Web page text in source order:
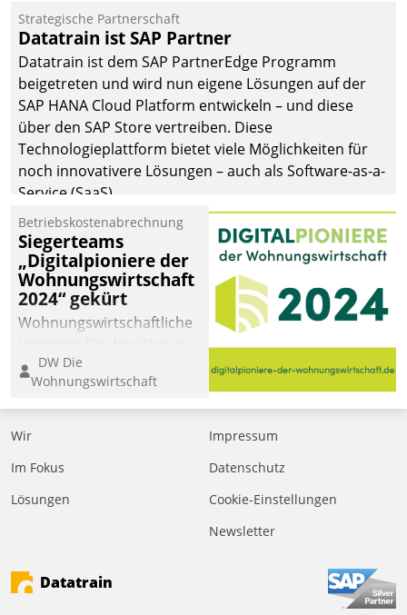
Jahresbeginn eine
Überblick, Einsicht und
Eingriff bietende Lösung.
Zur Entwicklung setzte
man auf
Cloudtechnologie,
bewährte und Startup-
Partner sowie erstmals
agile Projektmethoden.
Strategische Partnerschaft
Datatrain ist SAP Partner
Datatrain ist dem SAP PartnerEdge Programm
beigetreten und wird nun eigene Lösungen auf der
SAP HANA Cloud Platform entwickeln – und diese
über den SAP Store vertreiben. Diese
Technologieplattform bietet viele Möglichkeiten für
noch innovativere Lösungen – auch als Software-as-a-
Service (SaaS).
Betriebskostenabrechnung
Siegerteams
„Digitalpioniere der
Wohnungswirtschaft
2024“ gekürt
Wohnungswirtschaftliche
eine digitale Zukunft zu
finden, ist das Ziel des
Awards „Digitalpioniere
der
Bewerben können sich
dafür ein Team
DW Die
Wohnungswirtschaft
Wir
Im Fokus
Lösungen
Impressum
Datenschutz
Cookie-Einstellungen
Newsletter
Datatrain